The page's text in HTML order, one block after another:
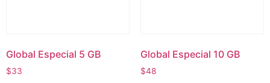
Global Especial 5 GB
$33
Global Especial 10 GB
$48